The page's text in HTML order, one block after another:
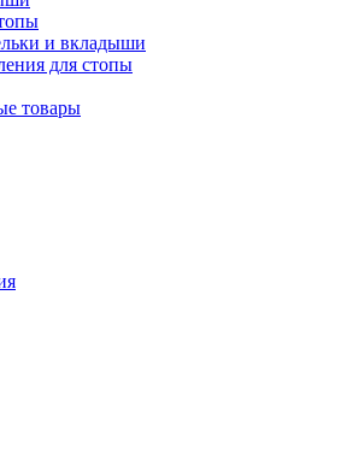
и вкладыши
для стопы
товары